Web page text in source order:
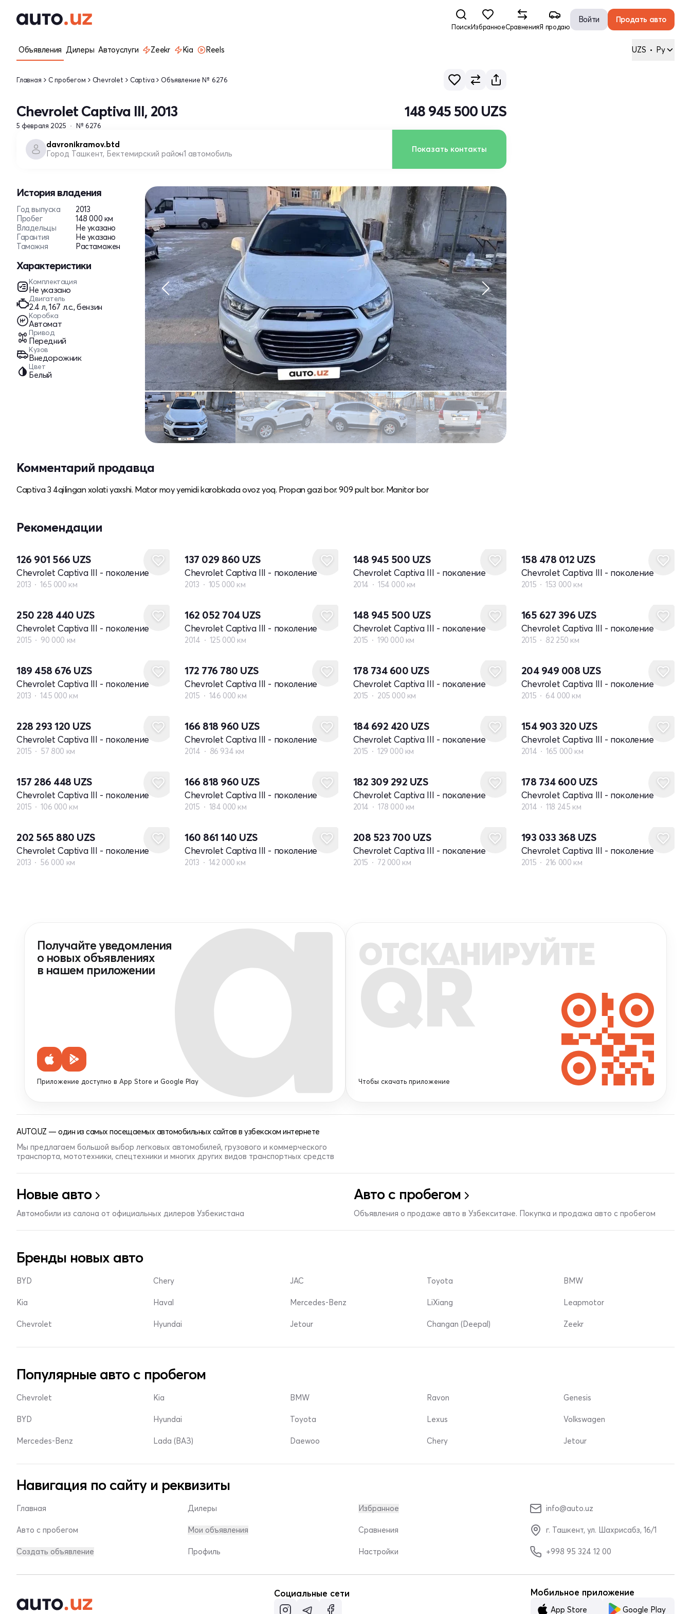
ПоискИзбранноеСравненияЯ продаю
Войти Продать авто
Объявления Дилеры Автоуслуги Zeekr Kia Reels UZS • Ру
Главная С пробегом Chevrolet Captiva Объявление № 6276
Chevrolet Captiva III, 2013
5 февраля 2025 № 6276
148 945 500 UZS
davronikramov.btd
Город Ташкент, Бектемирский район1 автомобиль Показать контакты
История владения
Год выпуска
2013
Пробег
148 000 км
Владельцы
Не указано
Гарантия
Не указано
Таможня
Растаможен
Характеристики
Комплектация
Не указано
Двигатель
2.4 л, 167 л.с., бензин
Коробка
Автомат
Привод
Передний
Кузов
Внедорожник
Цвет
Белый
Комментарий продавца
Captiva 3 4qilingan xolati yaxshi. Mator moy yemidi karobkada ovoz yoq. Propan gazi bor. 909 pult bor. Manitor bor
Рекомендации
126 901 566 UZS
Chevrolet Captiva III - поколение
2013 165 000 км
137 029 860 UZS
Chevrolet Captiva III - поколение
2013 105 000 км
148 945 500 UZS
Chevrolet Captiva III - поколение
2014 154 000 км
158 478 012 UZS
Chevrolet Captiva III - поколение
2015 153 000 км
250 228 440 UZS
Chevrolet Captiva III - поколение
2015 90 000 км
162 052 704 UZS
Chevrolet Captiva III - поколение
2014 125 000 км
148 945 500 UZS
Chevrolet Captiva III - поколение
2015 190 000 км
165 627 396 UZS
Chevrolet Captiva III - поколение
2015 82 250 км
189 458 676 UZS
Chevrolet Captiva III - поколение
2013 145 000 км
172 776 780 UZS
Chevrolet Captiva III - поколение
2015 146 000 км
178 734 600 UZS
Chevrolet Captiva III - поколение
2015 205 000 км
204 949 008 UZS
Chevrolet Captiva III - поколение
2015 64 000 км
228 293 120 UZS
Chevrolet Captiva III - поколение
2015 57 800 км
166 818 960 UZS
Chevrolet Captiva III - поколение
2014 86 934 км
184 692 420 UZS
Chevrolet Captiva III - поколение
2015 129 000 км
154 903 320 UZS
Chevrolet Captiva III - поколение
2014 165 000 км
157 286 448 UZS
Chevrolet Captiva III - поколение
2015 106 000 км
166 818 960 UZS
Chevrolet Captiva III - поколение
2015 184 000 км
182 309 292 UZS
Chevrolet Captiva III - поколение
2014 178 000 км
178 734 600 UZS
Chevrolet Captiva III - поколение
2014 118 245 км
202 565 880 UZS
Chevrolet Captiva III - поколение
2013 56 000 км
160 861 140 UZS
Chevrolet Captiva III - поколение
2013 142 000 км
208 523 700 UZS
Chevrolet Captiva III - поколение
2015 72 000 км
193 033 368 UZS
Chevrolet Captiva III - поколение
2015 216 000 км
Получайте уведомления
о новых объявлениях
в нашем приложении
Приложение доступно в App Store и Google Play
ОТСКАНИРУЙТЕ
QR
Чтобы скачать приложение
AUTO.UZ — один из самых посещаемых автомобильных сайтов в узбекском интернете
Мы предлагаем большой выбор легковых автомобилей, грузового и коммерческого
транспорта, мототехники, спецтехники и многих других видов транспортных средств
Новые авто
Автомобили из салона от официальных дилеров Узбекистана
Авто с пробегом
Объявления о продаже авто в Узбекситане. Покупка и продажа авто с пробегом
Бренды новых авто
BYD
Kia
Chevrolet
Chery
Haval
Hyundai
JAC
Mercedes-Benz
Jetour
Toyota
LiXiang
Changan (Deepal)
BMW
Leapmotor
Zeekr
Популярные авто с пробегом
Chevrolet
BYD
Mercedes-Benz
Kia
Hyundai
Lada (ВАЗ)
BMW
Toyota
Daewoo
Ravon
Lexus
Chery
Genesis
Volkswagen
Jetour
Навигация по сайту и реквизиты
Главная
Авто с пробегом
Создать объявление
Дилеры
Мои объявления
Профиль
Избранное
Сравнения
Настройки
info@auto.uz
г. Ташкент, ул. Шахрисабз, 16/1
+998 95 324 12 00
Социальные сети Мобильное приложение
App Store Google Play